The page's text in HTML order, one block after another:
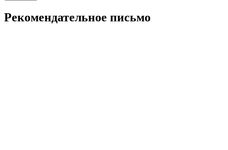
Рекомендательное письмо